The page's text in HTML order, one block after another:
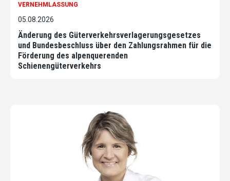
VERNEHMLASSUNG
05.08.2026
Änderung des Güterverkehrsverlagerungsgesetzes
und Bundesbeschluss über den Zahlungsrahmen für die
Förderung des alpenquerenden
Schienengüterverkehrs